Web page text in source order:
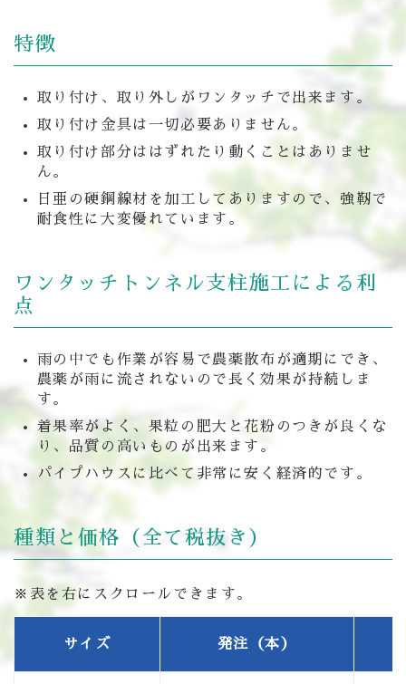
特徴
取り付け、取り外しがワンタッチで出来ます。
取り付け金具は一切必要ありません。
取り付け部分ははずれたり動くことはありませ
ん。
日亜の硬鋼線材を加工してありますので、強靭で
耐食性に大変優れています。
ワンタッチトンネル支柱施工による利
点
雨の中でも作業が容易で農薬散布が適期にでき、
農薬が雨に流されないので長く効果が持続しま
す。
着果率がよく、果粒の肥大と花粉のつきが良くな
り、品質の高いものが出来ます。
パイプハウスに比べて非常に安く経済的です。
種類と価格（全て税抜き）
※表を右にスクロールできます。
サイズ 発注（本）